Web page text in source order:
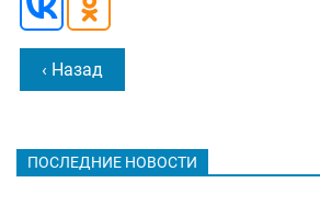
‹ Назад
ПОСЛЕДНИЕ НОВОСТИ